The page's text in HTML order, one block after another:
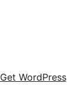
Get WordPress